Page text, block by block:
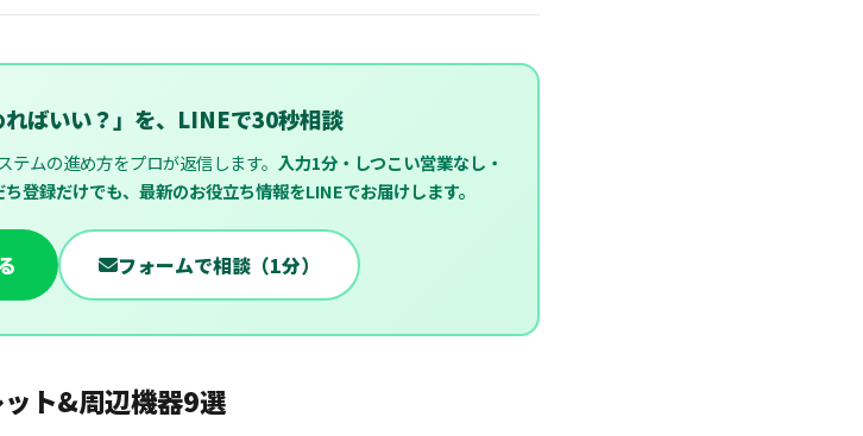
ればいい？」を、LINEで30秒相談
ムの進め方をプロが返信します。 入力1分・しつこい営業なし・
ち登録だけでも、最新のお役立ち情報をLINEでお届けします。
フォームで相談（1分）
ト&周辺機器9選